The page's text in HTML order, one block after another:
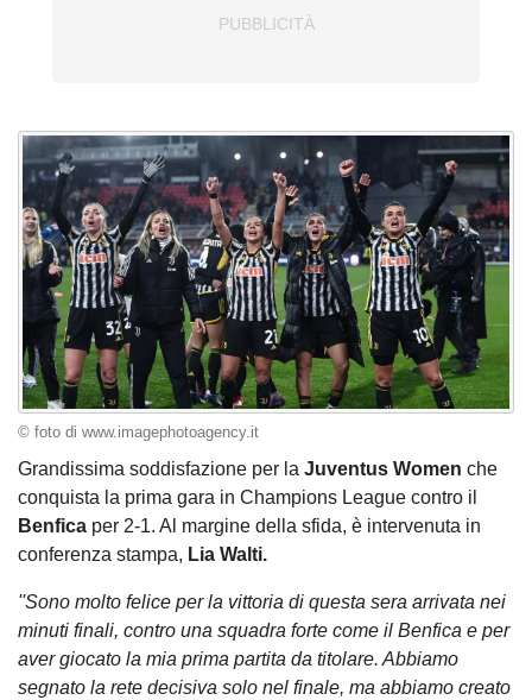
© foto di www.imagephotoagency.it
Grandissima soddisfazione per la Juventus Women che
conquista la prima gara in Champions League contro il
Benfica per 2-1. Al margine della sfida, è intervenuta in
conferenza stampa, Lia Walti.
''Sono molto felice per la vittoria di questa sera arrivata nei
minuti finali, contro una squadra forte come il Benfica e per
aver giocato la mia prima partita da titolare. Abbiamo
segnato la rete decisiva solo nel finale, ma abbiamo creato